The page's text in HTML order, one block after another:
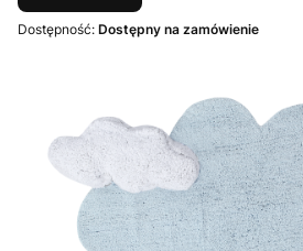
Dostępność: Dostępny na zamówienie